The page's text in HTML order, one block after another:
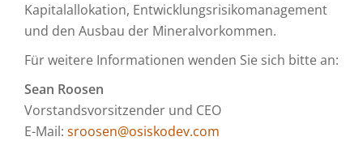
Kapitalallokation, Entwicklungsrisikomanagement
und den Ausbau der Mineralvorkommen.
Für weitere Informationen wenden Sie sich bitte an:
Sean Roosen
Vorstandsvorsitzender und CEO
E-Mail: sroosen@osiskodev.com